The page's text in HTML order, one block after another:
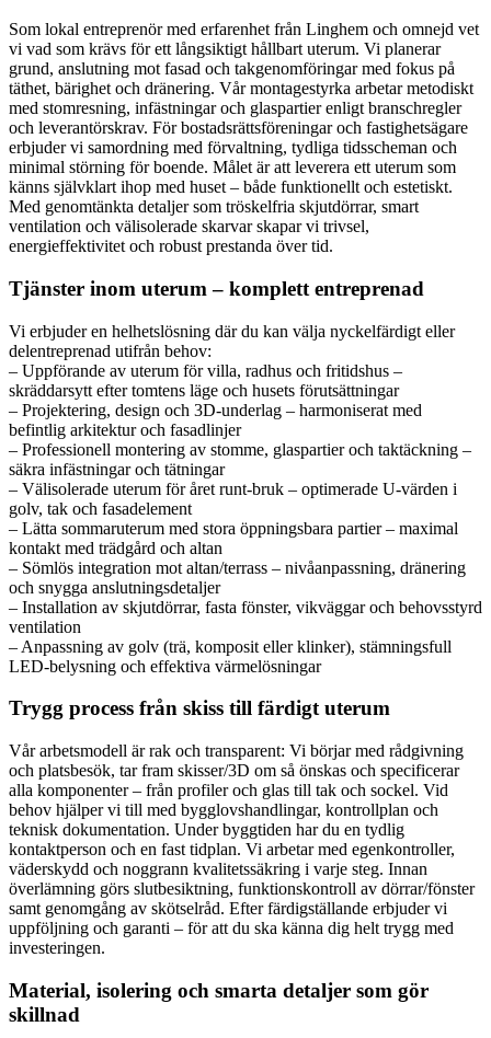
Som lokal entreprenör med erfarenhet från Linghem och omnejd vet
vi vad som krävs för ett långsiktigt hållbart uterum. Vi planerar
grund, anslutning mot fasad och takgenomföringar med fokus på
täthet, bärighet och dränering. Vår montagestyrka arbetar metodiskt
med stomresning, infästningar och glaspartier enligt branschregler
och leverantörskrav. För bostadsrättsföreningar och fastighetsägare
erbjuder vi samordning med förvaltning, tydliga tidsscheman och
minimal störning för boende. Målet är att leverera ett uterum som
känns självklart ihop med huset – både funktionellt och estetiskt.
Med genomtänkta detaljer som tröskelfria skjutdörrar, smart
ventilation och välisolerade skarvar skapar vi trivsel,
energieffektivitet och robust prestanda över tid.
Tjänster inom uterum – komplett entreprenad
Vi erbjuder en helhetslösning där du kan välja nyckelfärdigt eller
delentreprenad utifrån behov:
– Uppförande av uterum för villa, radhus och fritidshus –
skräddarsytt efter tomtens läge och husets förutsättningar
– Projektering, design och 3D-underlag – harmoniserat med
befintlig arkitektur och fasadlinjer
– Professionell montering av stomme, glaspartier och taktäckning –
säkra infästningar och tätningar
– Välisolerade uterum för året runt-bruk – optimerade U-värden i
golv, tak och fasadelement
– Lätta sommaruterum med stora öppningsbara partier – maximal
kontakt med trädgård och altan
– Sömlös integration mot altan/terrass – nivåanpassning, dränering
och snygga anslutningsdetaljer
– Installation av skjutdörrar, fasta fönster, vikväggar och behovsstyrd
ventilation
– Anpassning av golv (trä, komposit eller klinker), stämningsfull
LED-belysning och effektiva värmelösningar
Trygg process från skiss till färdigt uterum
Vår arbetsmodell är rak och transparent: Vi börjar med rådgivning
och platsbesök, tar fram skisser/3D om så önskas och specificerar
alla komponenter – från profiler och glas till tak och sockel. Vid
behov hjälper vi till med bygglovshandlingar, kontrollplan och
teknisk dokumentation. Under byggtiden har du en tydlig
kontaktperson och en fast tidplan. Vi arbetar med egenkontroller,
väderskydd och noggrann kvalitetssäkring i varje steg. Innan
överlämning görs slutbesiktning, funktionskontroll av dörrar/fönster
samt genomgång av skötselråd. Efter färdigställande erbjuder vi
uppföljning och garanti – för att du ska känna dig helt trygg med
investeringen.
Material, isolering och smarta detaljer som gör
skillnad